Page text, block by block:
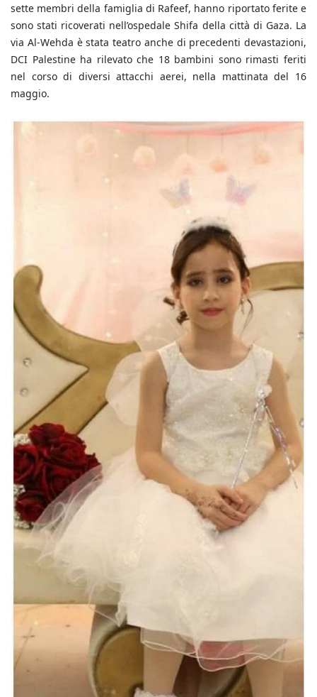
sette membri della famiglia di Rafeef, hanno riportato ferite e
sono stati ricoverati nell’ospedale Shifa della città di Gaza. La
via Al-Wehda è stata teatro anche di precedenti devastazioni,
DCI Palestine ha rilevato che 18 bambini sono rimasti feriti
nel corso di diversi attacchi aerei, nella mattinata del 16
maggio.